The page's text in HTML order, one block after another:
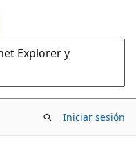
Explorer y
Iniciar sesión